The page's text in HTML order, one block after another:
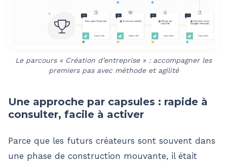
Le parcours « Création d’entreprise » : accompagner les
premiers pas avec méthode et agilité
Une approche par capsules : rapide à
consulter, facile à activer
Parce que les futurs créateurs sont souvent dans
une phase de construction mouvante, il était